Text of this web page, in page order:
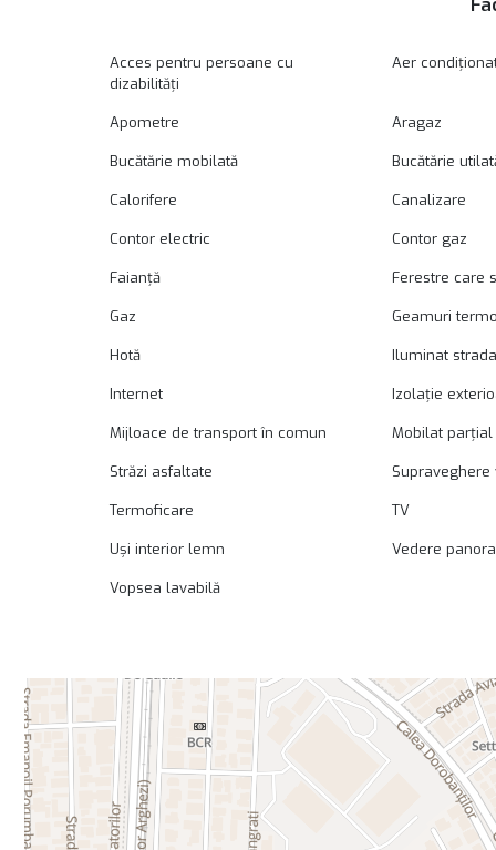
Acces pentru persoane cu
dizabilități
Aer
Apometre Aragaz
Bucătărie mobilată Bucătărie
Calorifere Canalizare
Contor electric Contor gaz
Faianță Ferestre care
Gaz Geamuri
Hotă Iluminat
Internet Izolație
Mijloace de transport în comun Mobilat parțial
Străzi asfaltate Supraveghere
Termoficare TV
Uși interior lemn Vedere
Vopsea lavabilă